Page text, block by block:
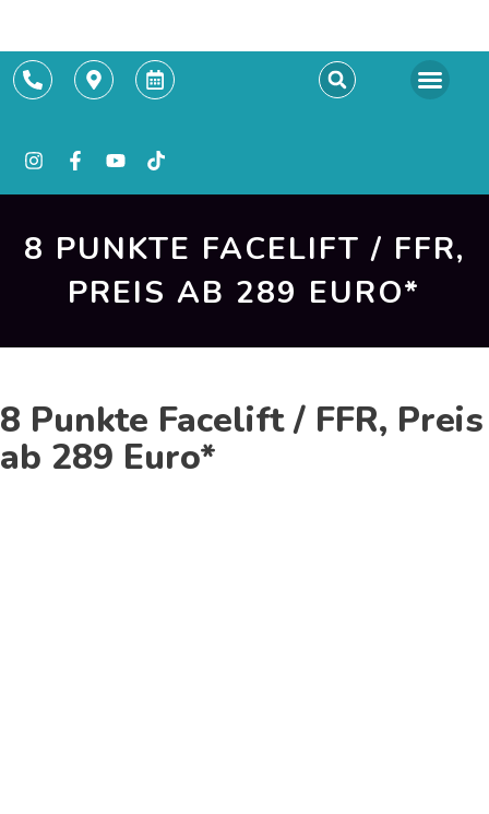
8 PUNKTE FACELIFT / FFR,
PREIS AB 289 EURO*
8 Punkte Facelift / FFR, Preis
ab 289 Euro*